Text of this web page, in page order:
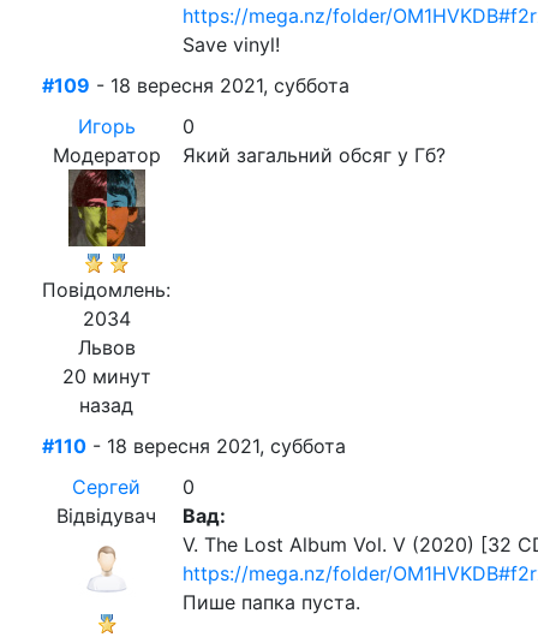
https://mega.nz/folder/
Save vinyl!
#109 - 18 вересня 2021, суббота
Игорь
Модератор
Повідомлень:
2034
Львов
20 минут
назад
0
Який загальний обсяг у Гб?
#110 - 18 вересня 2021, суббота
Сергей
Відвідувач
0
Вад:
V. The Lost Album Vol. V (2020) [32
https://mega.nz/folder/
Пише папка пуста.